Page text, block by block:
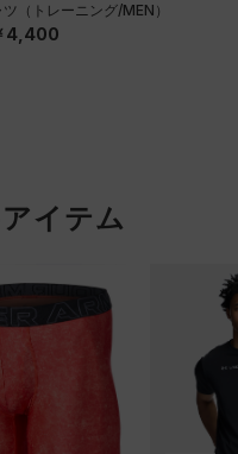
ツ（トレーニング/MEN）
4,400
イテム